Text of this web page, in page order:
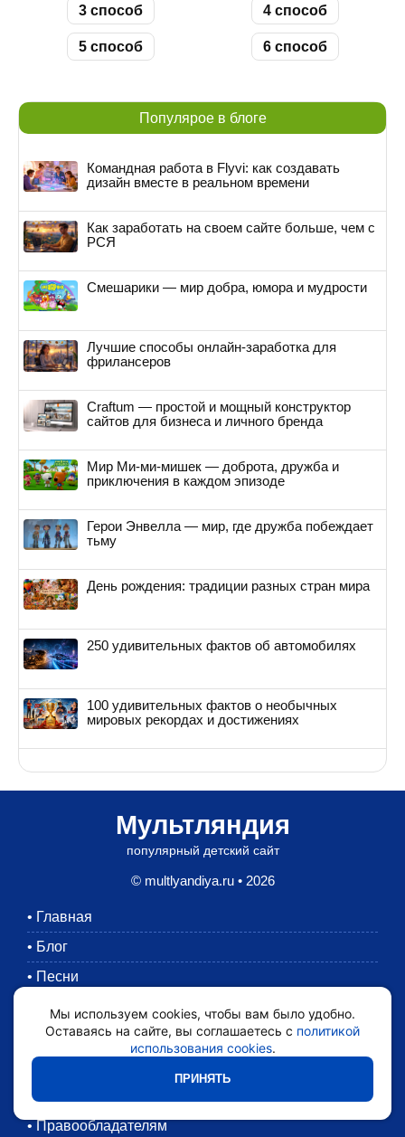
3 способ 4 способ
5 способ 6 способ
Популярое в блоге
Командная работа в Flyvi: как создавать
дизайн вместе в реальном времени
Как заработать на своем сайте больше, чем с
РСЯ
Смешарики — мир добра, юмора и мудрости
Лучшие способы онлайн-заработка для
фрилансеров
Craftum — простой и мощный конструктор
сайтов для бизнеса и личного бренда
Мир Ми-ми-мишек — доброта, дружба и
приключения в каждом эпизоде
Герои Энвелла — мир, где дружба побеждает
тьму
День рождения: традиции разных стран мира
250 удивительных фактов об автомобилях
100 удивительных фактов о необычных
мировых рекордах и достижениях
Мультляндия
популярный детский сайт
© multlyandiya.ru • 2026
• Главная
• Блог
• Песни
Раскраски
Картинки
•
•
• Правообладателям
Мы используем cookies, чтобы вам было удобно.
Оставаясь на сайте, вы соглашаетесь с политикой
использования cookies.
ПРИНЯТЬ